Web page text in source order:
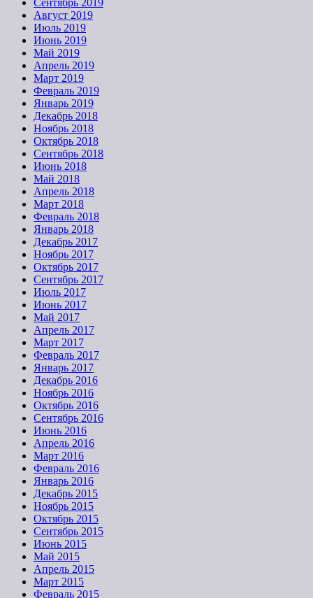
Сентябрь 2019
Август 2019
Июль 2019
Июнь 2019
Май 2019
Апрель 2019
Март 2019
Февраль 2019
Январь 2019
Декабрь 2018
Ноябрь 2018
Октябрь 2018
Сентябрь 2018
Июнь 2018
Май 2018
Апрель 2018
Март 2018
Февраль 2018
Январь 2018
Декабрь 2017
Ноябрь 2017
Октябрь 2017
Сентябрь 2017
Июль 2017
Июнь 2017
Май 2017
Апрель 2017
Март 2017
Февраль 2017
Январь 2017
Декабрь 2016
Ноябрь 2016
Октябрь 2016
Сентябрь 2016
Июнь 2016
Апрель 2016
Март 2016
Февраль 2016
Январь 2016
Декабрь 2015
Ноябрь 2015
Октябрь 2015
Сентябрь 2015
Июнь 2015
Май 2015
Апрель 2015
Март 2015
Февраль 2015